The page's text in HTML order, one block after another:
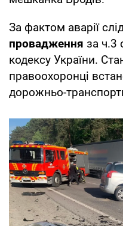
За фактом аварії
провадження за ч.3
кодексу України.
правоохоронці
дорожньо-